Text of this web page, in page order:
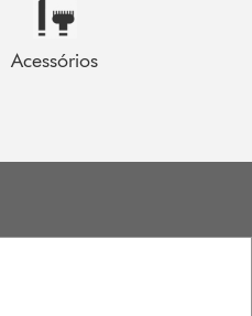
Acessórios